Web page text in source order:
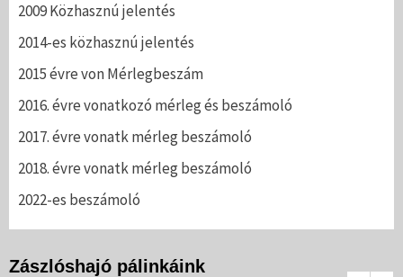
2009 Közhasznú jelentés
2014-es közhasznú jelentés
2015 évre von Mérlegbeszám
2016. évre vonatkozó mérleg és beszámoló
2017. évre vonatk mérleg beszámoló
2018. évre vonatk mérleg beszámoló
2022-es beszámoló
Zászlóshajó pálinkáink